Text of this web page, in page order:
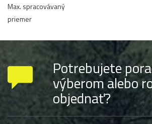
Max. spracovávaný
priemer
Potrebujete
výberom alebo
objednať?